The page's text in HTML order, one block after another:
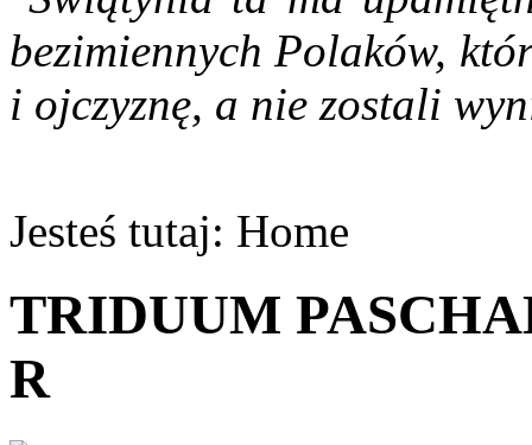
bezimiennych Polaków,
i ojczyznę, a nie zostali
Jesteś tutaj: Home
TRIDUUM
R